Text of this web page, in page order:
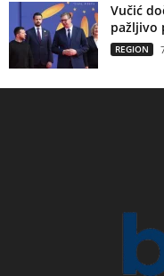
Vučić
pažljivo
REGION